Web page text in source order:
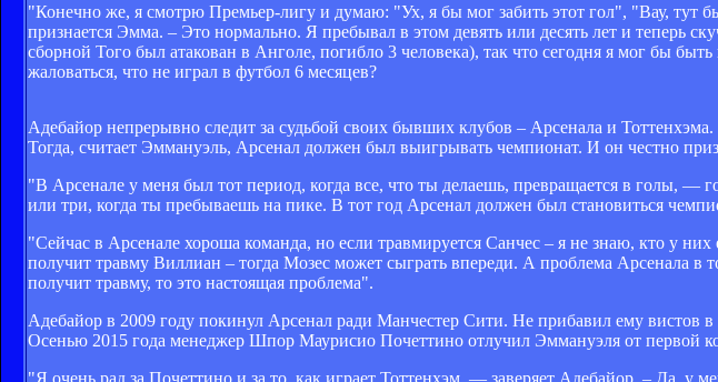
"Конечно же, я смотрю Премьер-лигу и думаю: "Ух, я бы мог забить этот гол", "Вау, тут
признается Эмма. – Это нормально. Я пребывал в этом девять или десять лет и теперь
сборной Того был атакован в Анголе, погибло 3 человека), так что сегодня я мог бы
жаловаться, что не играл в футбол 6 месяцев?
Адебайор непрерывно следит за судьбой своих бывших клубов – Арсенала и
Тогда, считает Эммануэль, Арсенал должен был выигрывать чемпионат. И он честно
"В Арсенале у меня был тот период, когда все, что ты делаешь, превращается в голы, —
или три, когда ты пребываешь на пике. В тот год Арсенал должен был становиться
"Сейчас в Арсенале хороша команда, но если травмируется Санчес – я не знаю, кто у
получит травму Виллиан – тогда Мозес может сыграть впереди. А проблема Арсенала в
получит травму, то это настоящая проблема".
Адебайор в 2009 году покинул Арсенал ради Манчестер Сити. Не прибавил ему вистов
Осенью 2015 года менеджер Шпор Маурисио Почеттино отлучил Эммануэля от первой
"Я очень рад за Почеттино и за то, как играет Тоттенхэм, — заверяет Адебайор. – Да, у